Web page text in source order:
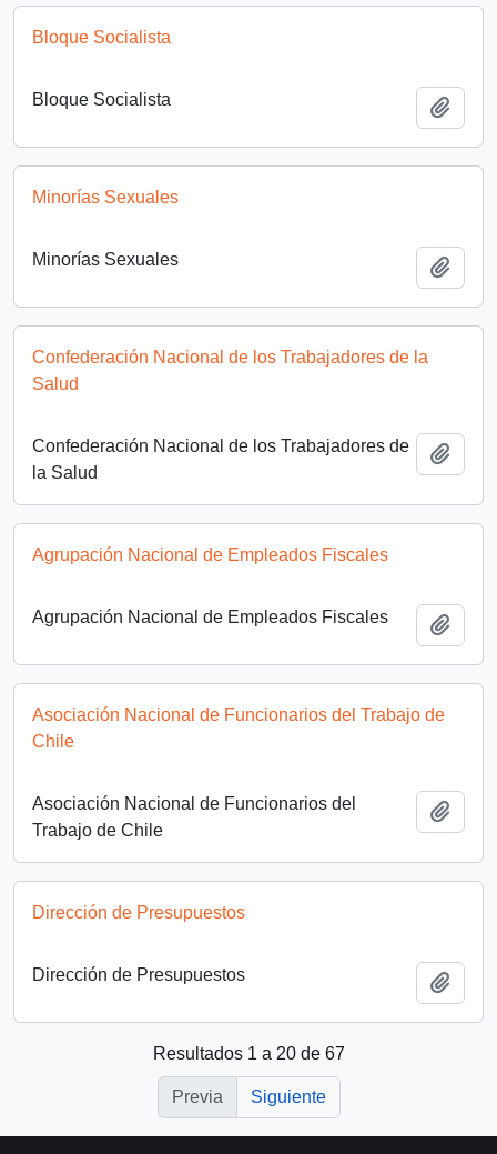
Bloque Socialista
Bloque Socialista
Minorías Sexuales
Minorías Sexuales
Confederación Nacional de los Trabajadores de la
Salud
Confederación Nacional de los Trabajadores de
la Salud
Agrupación Nacional de Empleados Fiscales
Agrupación Nacional de Empleados Fiscales
Asociación Nacional de Funcionarios del Trabajo de
Chile
Asociación Nacional de Funcionarios del
Trabajo de Chile
Dirección de Presupuestos
Dirección de Presupuestos
Resultados 1 a 20 de 67
Previa Siguiente